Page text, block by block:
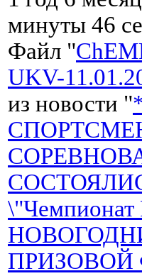
минуты 46
Файл "
UKV-
из новости "
\"Чемпионат
ПРИЗОВОЙ